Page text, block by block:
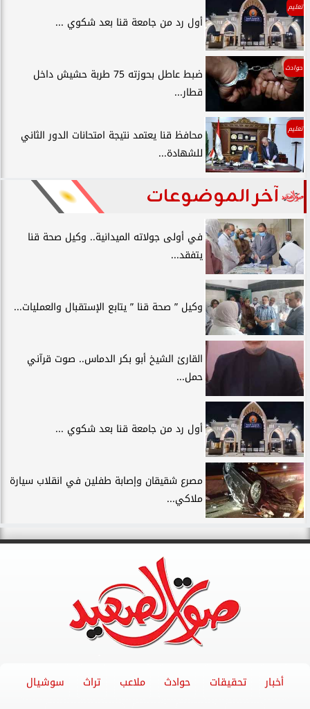
تعليم
أول رد من جامعة قنا بعد شكوي ...
حوادث
ضبط عاطل بحوزته 75 طربة حشيش داخل
قطار...
تعليم
محافظ قنا يعتمد نتيجة امتحانات الدور الثاني
للشهادة...
آخر الموضوعات
في أولى جولاته الميدانية.. وكيل صحة قنا
يتفقد...
وكيل ” صحة قنا ” يتابع الإستقبال والعمليات...
القارئ الشيخ أبو بكر الدماس.. صوت قرآني
حمل...
أول رد من جامعة قنا بعد شكوي ...
مصرع شقيقان وإصابة طفلين في انقلاب سيارة
ملاكي...
أخبار تحقيقات حوادث ملاعب تراث سوشيال